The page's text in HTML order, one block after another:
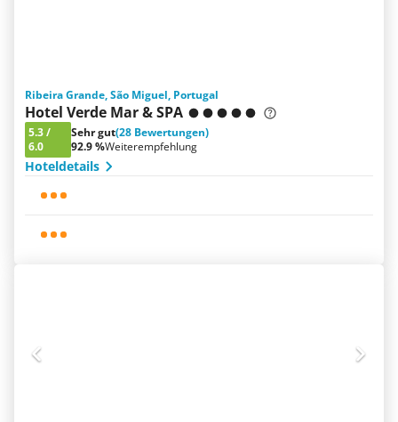
Ribeira Grande, São Miguel, Portugal
Hotel Verde Mar & SPA
5.3/
6.0
Sehr gut(28 Bewertungen)
92.9 %Weiterempfehlung
Hoteldetails